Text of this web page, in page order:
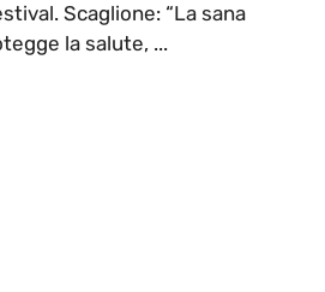
Scaglione: “La sana
la salute, ...